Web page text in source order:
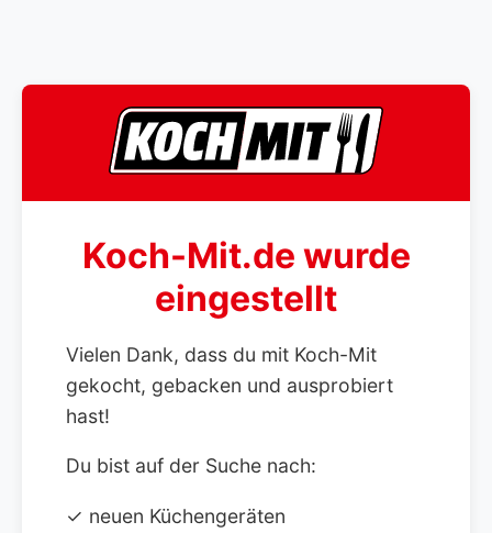
Koch-Mit.de wurde
eingestellt
Vielen Dank, dass du mit Koch-Mit
gekocht, gebacken und ausprobiert
hast!
Du bist auf der Suche nach:
✓ neuen Küchengeräten